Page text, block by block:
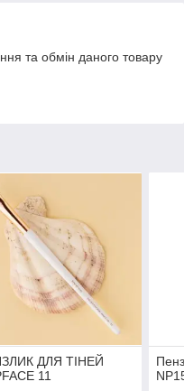
та обмін даного товару
ДЛЯ ТІНЕЙ
11